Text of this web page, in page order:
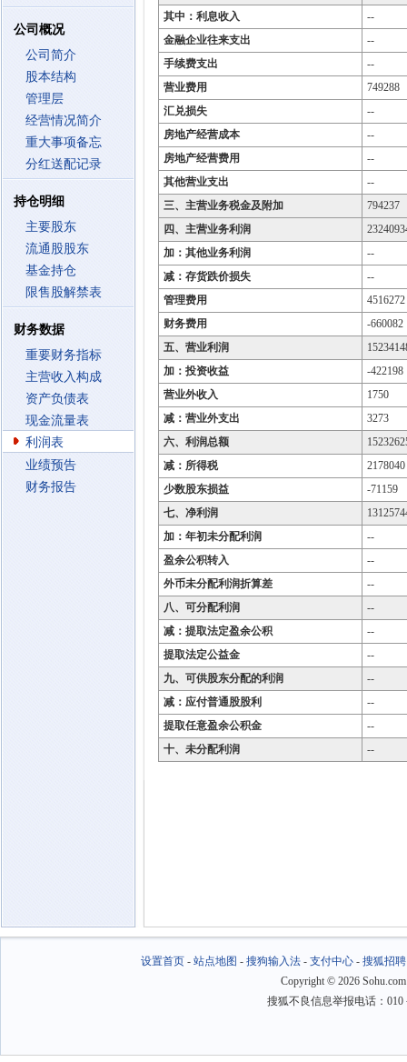
公司概况
公司简介
股本结构
管理层
经营情况简介
重大事项备忘
分红送配记录
持仓明细
主要股东
流通股股东
基金持仓
限售股解禁表
财务数据
重要财务指标
主营收入构成
资产负债表
现金流量表
利润表
业绩预告
财务报告
其中：利息收入
--
金融企业往来支出
--
手续费支出
--
营业费用
749288
汇兑损失
--
房地产经营成本
--
房地产经营费用
--
其他营业支出
--
三、主营业务税金及附加
794237
四、主营业务利润
加：其他业务利润
--
减：存货跌价损失
--
管理费用
4516272
财务费用
-660082
五、营业利润
加：投资收益
-422198
营业外收入
1750
减：营业外支出
3273
六、利润总额
减：所得税
2178040
少数股东损益
-71159
七、净利润
加：年初未分配利润
--
盈余公积转入
--
外币未分配利润折算差
--
八、可分配利润
--
减：提取法定盈余公积
--
提取法定公益金
--
九、可供股东分配的利润
--
减：应付普通股股利
--
提取任意盈余公积金
--
十、未分配利润
--
设置首页- 站点地图 - 搜狗输入法- 支付中心- 搜狐招聘
Copyright © 2026
搜狐不良信息举报电话：010